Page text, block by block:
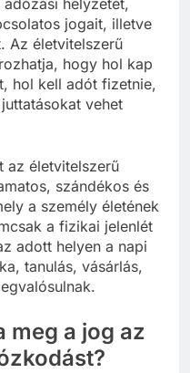
helyzetét,
jogait, illetve
Az életvitelszerű
hogy hol kap
hol kell adót fizetnie,
vehet
az életvitelszerű
szándékos és
a személy életének
a fizikai jelenlét
adott helyen a napi
tanulás, vásárlás,
meg a jog az